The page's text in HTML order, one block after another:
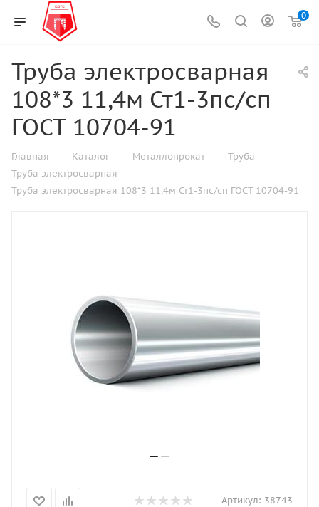
0
Труба электросварная
108*3 11,4м Ст1-3пс/сп
ГОСТ 10704-91
Главная — Каталог — Металлопрокат — Труба —
Труба электросварная —
Труба электросварная 108*3 11,4м Ст1-3пс/сп ГОСТ 10704-91
Артикул: 38743